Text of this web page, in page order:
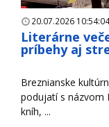
20.07.2026
Literárne
príbehy aj
Breznianske
podujatí s názvom
kníh, ...